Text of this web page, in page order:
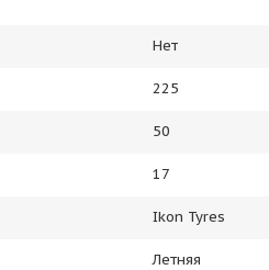
Нет
225
50
17
Ikon Tyres
Летняя